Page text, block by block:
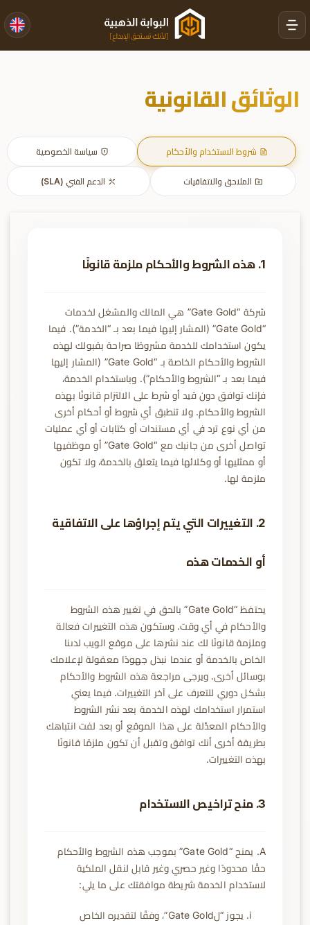
الوثائق القانونية
شروط الاستخدام والأحكام سياسة الخصوصية
الملاحق والاتفاقيات الدعم الفني (SLA)
1. هذه الشروط والأحكام ملزمة قانونًا
شركة “Gate Gold” هي المالك والمشغل لخدمات
“Gate Gold” (المشار إليها فيما بعد بـ “الخدمة”). فيما
يكون استخدامك للخدمة مشروطًا صراحة بقبولك لهذه
الشروط والأحكام الخاصة بـ “Gate Gold” (المشار إليها
فيما بعد بـ “الشروط والأحكام”). وباستخدام الخدمة،
فإنك توافق دون قيد أو شرط على الالتزام قانونًا بهذه
الشروط والأحكام. ولا تنطبق أي شروط أو أحكام أخرى
من أي نوع ترد في أي مستندات أو كتابات أو أي عمليات
تواصل أخرى من جانبك مع “Gate Gold” أو موظفيها
أو ممثليها أو وكلائها فيما يتعلق بالخدمة، ولا تكون
ملزمة لها.
2. التغييرات التي يتم إجراؤها على الاتفاقية
أو الخدمات هذه
يحتفظ “Gate Gold” بالحق في تغيير هذه الشروط
والأحكام في أي وقت. وستكون هذه التغييرات فعالة
وملزمة قانونًا لك عند نشرها على موقع الويب لدىنا
الخاص بالخدمة أو عندما نبذل جهودًا معقولة لإعلامك
بوسائل أخرى. ويرجى مراجعة هذه الشروط والأحكام
بشكل دوري للتعرف على آخر التغييرات. فيما يعني
استمرار استخدامك لهذه الخدمة بعد نشر الشروط
والأحكام المعدَّلة على هذا الموقع أو بعد لفت انتباهك
بطريقة أخرى أنك توافق وتقبل أن تكون ملزمًا قانونًا
بهذه التغييرات.
3. منح تراخيص الاستخدام
A. يمنح “Gate Gold” بموجب هذه الشروط والأحكام
حقًا محدودًا وغير حصري وغير قابل لنقل الملكية
لاستخدام الخدمة شريطة موافقتك على ما يلي:
يجوز “لGate Gold”، وفقًا لتقديره الخاص